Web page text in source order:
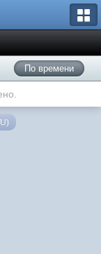
По времени